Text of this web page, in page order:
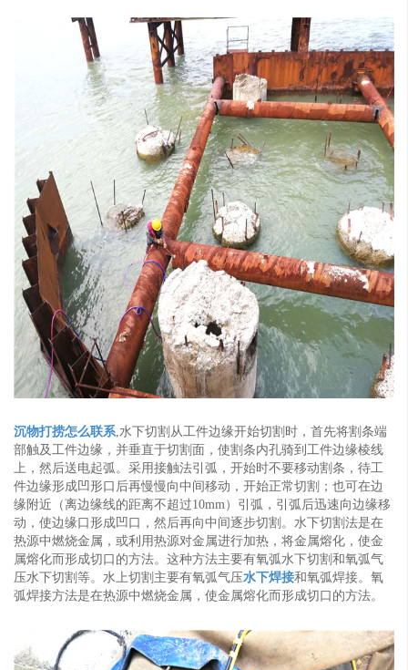
沉物打捞怎么联系 ,水下切割从工件边缘开始切割时，首先将割条端
部触及工件边缘，并垂直于切割面，使割条内孔骑到工件边缘棱线
上，然后送电起弧。采用接触法引弧，开始时不要移动割条，待工
件边缘形成凹形口后再慢慢向中间移动，开始正常切割；也可在边
缘附近（离边缘线的距离不超过10mm）引弧，引弧后迅速向边缘移
动，使边缘口形成凹口，然后再向中间逐步切割。水下切割法是在
热源中燃烧金属，或利用热源对金属进行加热，将金属熔化，使金
属熔化而形成切口的方法。这种方法主要有氧弧水下切割和氧弧气
压水下切割等。水上切割主要有氧弧气压水下焊接和氧弧焊接。氧
弧焊接方法是在热源中燃烧金属，使金属熔化而形成切口的方法。